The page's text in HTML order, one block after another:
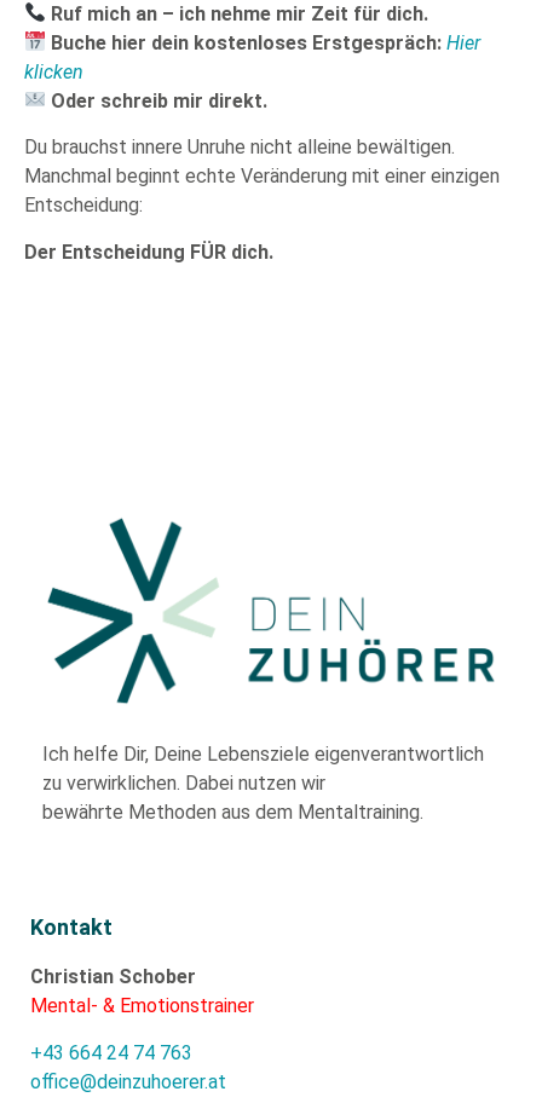
Ruf mich an – ich nehme mir Zeit für dich.
Buche hier dein kostenloses Erstgespräch:Hier
klicken
Oder schreib mir direkt.
Du brauchst innere Unruhe nicht alleine bewältigen.
Manchmal beginnt echte Veränderung mit einer einzigen
Entscheidung:
Der Entscheidung FÜR dich.
Ich helfe Dir, Deine Lebensziele eigenverantwortlich
zu verwirklichen. Dabei nutzen wir
bewährte Methoden aus dem Mentaltraining.
Kontakt
Christian Schober
Mental- & Emotionstrainer
+43 664 24 74 763
office@deinzuhoerer.at